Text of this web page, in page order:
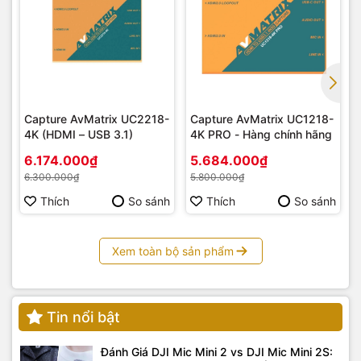
phân giải cao, chất lượng hình ảnh sắc nét, mượt mà cho
các dự án phim, quảng cáo.
Lưu trữ dữ liệu:
Lưu trữ ảnh, video, tài liệu với dung
lượng lớn một cách an toàn và nhanh chóng.
Capture AvMatrix UC2218-
4K (HDMI – USB 3.1)
6.174.000₫
6.300.000₫
Thích So sánh
Capture AvMatrix UC1218-
4K PRO - Hàng chính hãng
5.684.000₫
5.800.000₫
Thích So sánh
Xem toàn bộ sản phẩm
Tin nổi bật
Đánh Giá DJI Mic Mini 2 vs DJI Mic Mini 2S: